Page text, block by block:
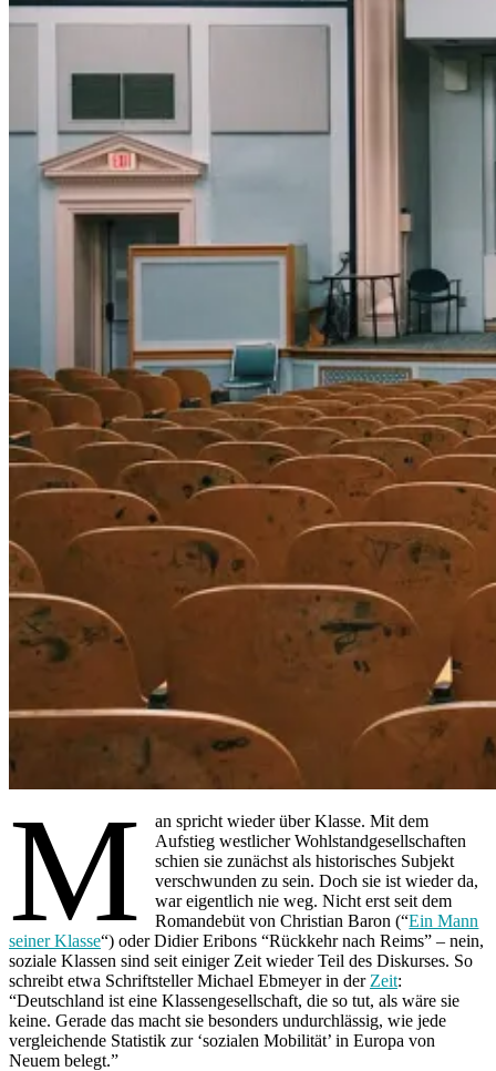
M
an spricht wieder über Klasse. Mit dem
Aufstieg westlicher Wohlstandgesellschaften
schien sie zunächst als historisches Subjekt
verschwunden zu sein. Doch sie ist wieder da,
war eigentlich nie weg. Nicht erst seit dem
Romandebüt von Christian Baron (“Ein Mann
seiner Klasse“) oder Didier Eribons “Rückkehr nach Reims” – nein,
soziale Klassen sind seit einiger Zeit wieder Teil des Diskurses. So
schreibt etwa Schriftsteller Michael Ebmeyer in der Zeit:
“Deutschland ist eine Klassengesellschaft, die so tut, als wäre sie
keine. Gerade das macht sie besonders undurchlässig, wie jede
vergleichende Statistik zur ‘sozialen Mobilität’ in Europa von
Neuem belegt.”